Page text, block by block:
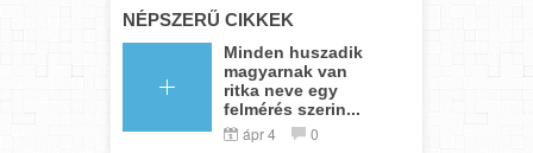
NÉPSZERŰ CIKKEK
Minden huszadik
magyarnak van
ritka neve egy
felmérés szerin...
ápr 4 0